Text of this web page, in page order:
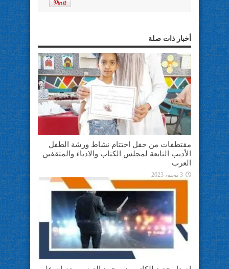
أخبار ذات صلة
مقتطفات من حفل اختتام نشاط ورشة الطفل
الأديب التابعة لمجلس الكتاب والادباء والمثقفين
العرب
3 يونيو، 2023